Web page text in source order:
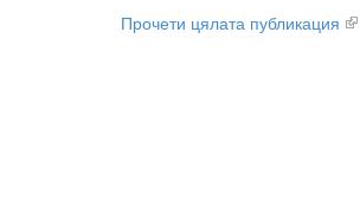
Прочети цялата публикация